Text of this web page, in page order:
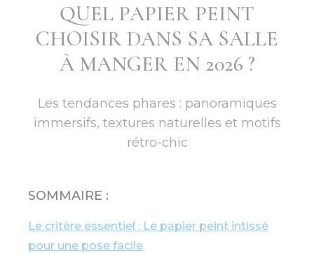
QUEL PAPIER PEINT
CHOISIR DANS SA SALLE
À MANGER EN 2026 ?
Les tendances phares : panoramiques
immersifs, textures naturelles et motifs
rétro-chic
SOMMAIRE :
Le critère essentiel : Le papier peint intissé
pour une pose facile